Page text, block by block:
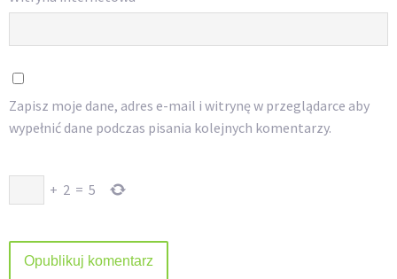
Zapisz moje dane, adres e-mail i witrynę w przeglądarce aby
wypełnić dane podczas pisania kolejnych komentarzy.
+ 2 = 5